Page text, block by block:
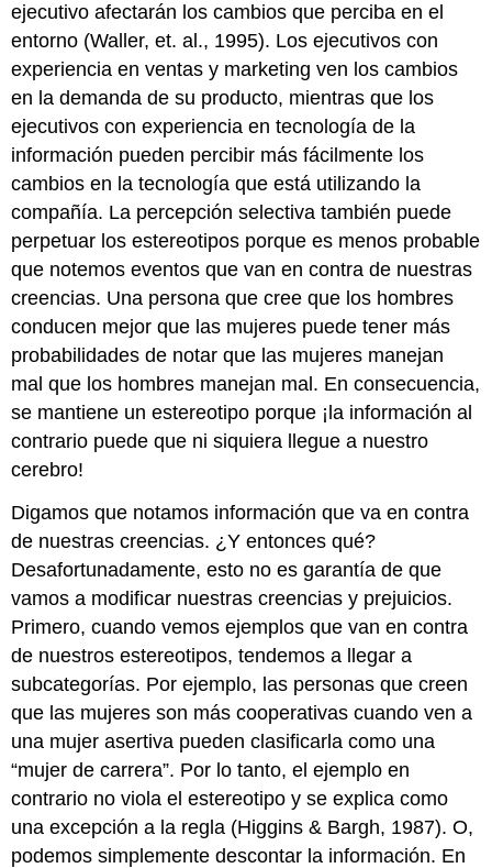
ejecutivo afectarán los cambios que perciba en el
entorno (Waller, et. al., 1995). Los ejecutivos con
experiencia en ventas y marketing ven los cambios
en la demanda de su producto, mientras que los
ejecutivos con experiencia en tecnología de la
información pueden percibir más fácilmente los
cambios en la tecnología que está utilizando la
compañía. La percepción selectiva también puede
perpetuar los estereotipos porque es menos probable
que notemos eventos que van en contra de nuestras
creencias. Una persona que cree que los hombres
conducen mejor que las mujeres puede tener más
probabilidades de notar que las mujeres manejan
mal que los hombres manejan mal. En consecuencia,
se mantiene un estereotipo porque ¡la información al
contrario puede que ni siquiera llegue a nuestro
cerebro!
Digamos que notamos información que va en contra
de nuestras creencias. ¿Y entonces qué?
Desafortunadamente, esto no es garantía de que
vamos a modificar nuestras creencias y prejuicios.
Primero, cuando vemos ejemplos que van en contra
de nuestros estereotipos, tendemos a llegar a
subcategorías. Por ejemplo, las personas que creen
que las mujeres son más cooperativas cuando ven a
una mujer asertiva pueden clasificarla como una
“mujer de carrera”. Por lo tanto, el ejemplo en
contrario no viola el estereotipo y se explica como
una excepción a la regla (Higgins & Bargh, 1987). O,
podemos simplemente descontar la información. En